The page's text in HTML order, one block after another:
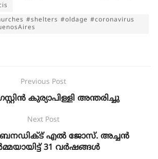
#shelters #oldage #coronavirus
Previous Post
കുര്യാപിള്ളി അന്തരിച്ചു
Next Post
എൽ ജോസ്. അച്ചന്‍
31 വര്‍ഷങ്ങള്‍